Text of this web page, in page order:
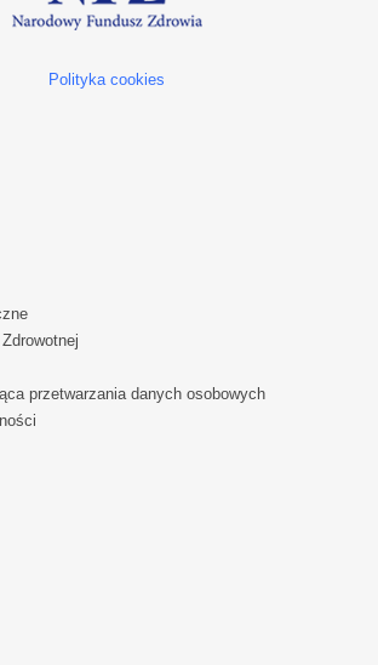
Polityka cookies
przetwarzania danych osobowych